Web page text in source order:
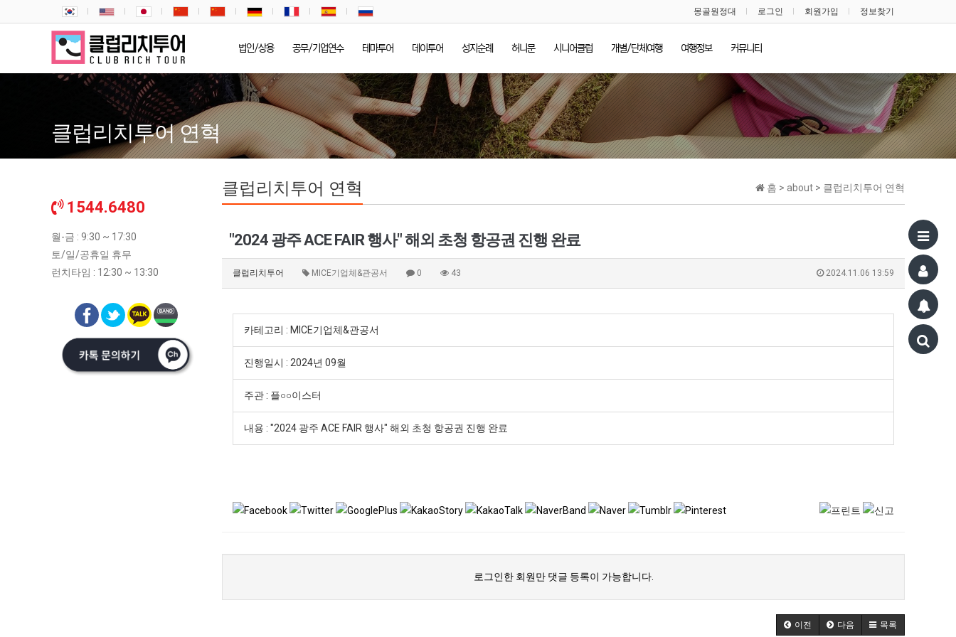
몽골원정대 로그인 회원가입 정보찾기
법인/상용 공무/기업연수 테마투어 데이투어 성지순례 허니문 시니어클럽 개별/단체여행 여행정보 커뮤니티
클럽리치투어 연혁
홈 > about > 클럽리치투어 연혁
클럽리치투어 연혁
"2024 광주 ACE FAIR 행사" 해외 초청 항공권 진행 완료
클럽리치투어 MICE기업체&관공서 0 43 2024.11.06 13:59
카테고리 : MICE기업체&관공서
진행일시 : 2024년 09월
주관 : 플○○이스터
내용 : "2024 광주 ACE FAIR 행사" 해외 초청 항공권 진행 완료
로그인한 회원만 댓글 등록이 가능합니다.
이전 다음 목록
1544.6480
월-금 : 9:30 ~ 17:30
토/일/공휴일 휴무
런치타임 : 12:30 ~ 13:30